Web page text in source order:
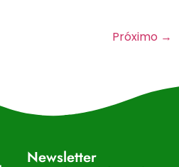
Próximo →
Newsletter